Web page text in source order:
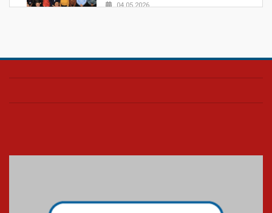
04.05.2026
Confira como foi o culto mensal